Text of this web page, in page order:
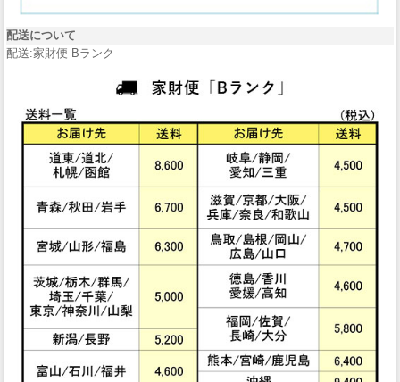
配送について
配送:家財便 Bランク